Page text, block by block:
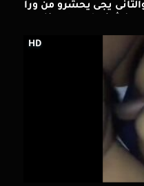
يجى يحشرو من ورا
HD